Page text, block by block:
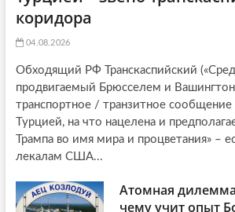
коридора
04.08.2026
Обходящий РФ Транскаспийский
продвигаемый Брюсселем и
транспортное / транзитное
Турцией, на что нацелена и
Трампа во имя мира и процветания» –
лекалам США...
Атомная
чему учит опыт